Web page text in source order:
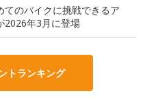
てのバイクに挑戦できるア
2026年3月に登場
トランキング